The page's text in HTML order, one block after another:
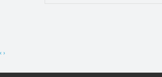
‹ ›